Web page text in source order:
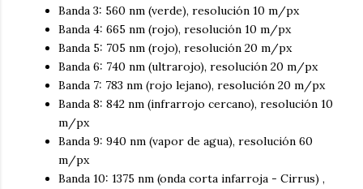
Banda 3: 560 nm (verde), resolución 10 m/px
Banda 4: 665 nm (rojo), resolución 10 m/px
Banda 5: 705 nm (rojo), resolución 20 m/px
Banda 6: 740 nm (ultrarojo), resolución 20 m/px
Banda 7: 783 nm (rojo lejano), resolución 20 m/px
Banda 8: 842 nm (infrarrojo cercano), resolución 10
m/px
Banda 9: 940 nm (vapor de agua), resolución 60
m/px
Banda 10: 1375 nm (onda corta infarroja - Cirrus) ,